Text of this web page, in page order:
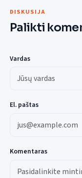
DISKUSIJA
Palikti
Vardas
El. paštas
Komentaras